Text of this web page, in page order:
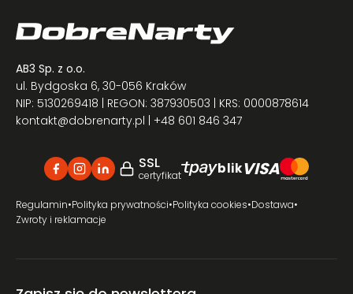
AB3 Sp. z o.o.
ul. Bydgoska 6, 30-056 Kraków
NIP: 5130269418 | REGON: 387930503 | KRS: 0000878614
kontakt@dobrenarty.pl | +48 601 846 347
SSL
certyfikat blikVISA
Regulamin•Polityka prywatności•Polityka cookies•Dostawa•
Zwroty i reklamacje